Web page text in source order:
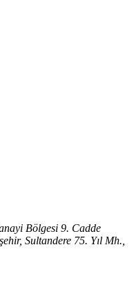
Bölgesi 9. Cadde
Sultandere 75. Yıl Mh.,